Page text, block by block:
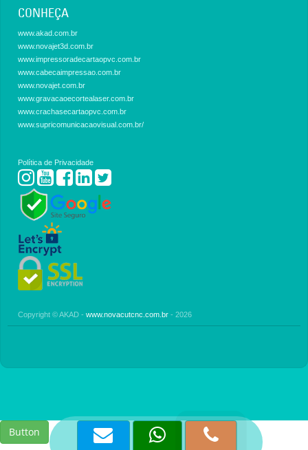
CONHEÇA
www.akad.com.br
www.novajet3d.com.br
www.impressoradecartaopvc.com.br
www.cabecaimpressao.com.br
www.novajet.com.br
www.gravacaoecortealaser.com.br
www.crachasecartaopvc.com.br
www.supricomunicacaovisual.com.br/
Política de Privacidade
Copyright © AKAD - www.novacutcnc.com.br - 2026
Button